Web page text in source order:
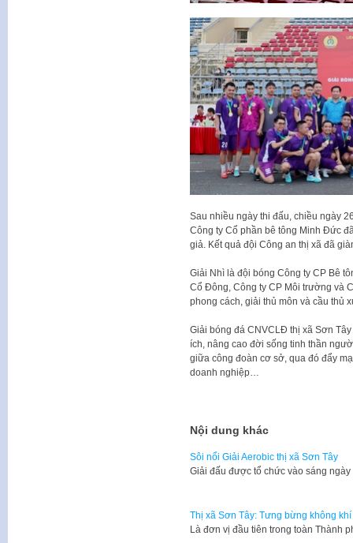
Sau nhiều ngày thi đấu, chiều ngày
Công ty Cổ phần bê tông Minh Đức
giả. Kết quả đội Công an thị xã đã
Giải Nhì là đội bóng Công ty CP Bê
Cổ Đông, Công ty CP Môi trường và
phong cách, giải thủ môn và cầu thủ
Giải bóng đá CNVCLĐ thị xã Sơn
ích, nâng cao đời sống tinh thần
giữa công đoàn cơ sở, qua đó đẩy
doanh nghiệp…
Nội dung khác
Sôi nổi Giải Aerobic thị xã Sơn Tây
Giải đấu được tổ chức vào sáng
Thị xã Sơn Tây: Tưng bừng không
Là đơn vị đầu tiên trong toàn Thành